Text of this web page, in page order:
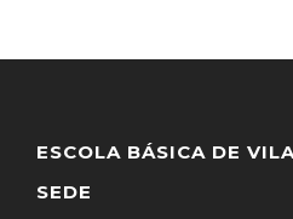
ESCOLA BÁSICA DE
SEDE